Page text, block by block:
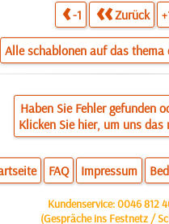
-1 Zurück
Alle schablonen auf das thema
Haben Sie Fehler gefunden
Klicken Sie hier, um uns
FAQ Impressum
Kundenservice:0046 812
(Gespräche ins Festnetz /